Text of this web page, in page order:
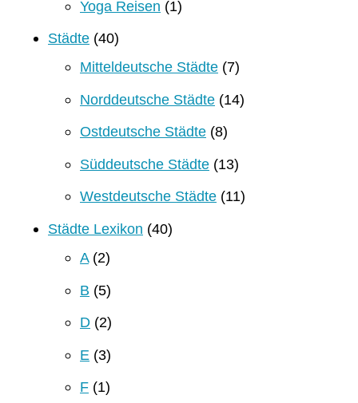
Yoga Reisen (1)
Städte (40)
Mitteldeutsche Städte (7)
Norddeutsche Städte (14)
Ostdeutsche Städte (8)
Süddeutsche Städte (13)
Westdeutsche Städte (11)
Städte Lexikon (40)
A(2)
B (5)
D (2)
E (3)
F (1)